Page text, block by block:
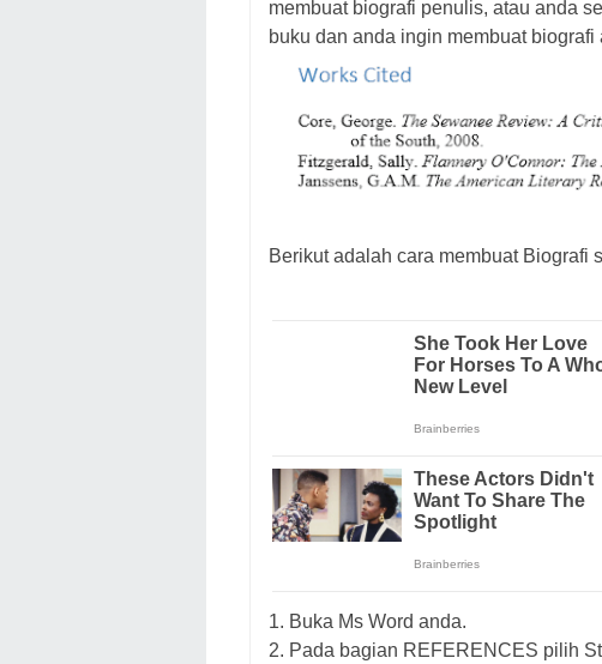
membuat biografi penulis, atau anda
buku dan anda ingin membuat
Berikut adalah cara membuat Biografi
1. Buka Ms Word anda.
2. Pada bagian REFERENCES pilih